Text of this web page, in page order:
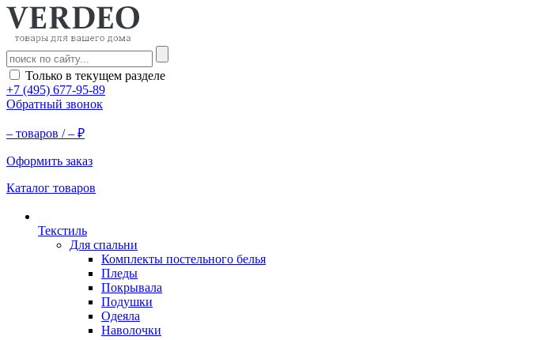
Только в текущем разделе
+7 (495) 677-95-89
Обратный звонок
– товаров /– ₽
Оформить заказ
Каталог товаров
Текстиль
Для спальни
Комплекты постельного белья
Пледы
Покрывала
Подушки
Одеяла
Наволочки